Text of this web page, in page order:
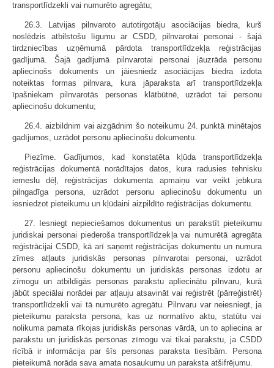
transportlīdzekli vai numurēto agregātu;
26.3. Latvijas pilnvaroto autotirgotāju asociācijas biedra, kurš
noslēdzis atbilstošu līgumu ar CSDD, pilnvarotai personai - šajā
tirdzniecības uzņēmumā pārdota transportlīdzekļa reģistrācijas
gadījumā. Šajā gadījumā pilnvarotai personai jāuzrāda personu
apliecinošs dokuments un jāiesniedz asociācijas biedra izdota
noteiktas formas pilnvara, kura jāparaksta arī transportlīdzekļa
īpašniekam pilnvarotās personas klātbūtnē, uzrādot tai personu
apliecinošu dokumentu;
26.4. aizbildnim vai aizgādnim šo noteikumu 24. punktā minētajos
gadījumos, uzrādot personu apliecinošu dokumentu.
Piezīme. Gadījumos, kad konstatēta kļūda transportlīdzekļa
reģistrācijas dokumentā norādītajos datos, kura radusies tehnisku
iemeslu dēļ, reģistrācijas dokumenta apmaiņu var veikt jebkura
pilngadīga persona, uzrādot personu apliecinošu dokumentu un
iesniedzot pieteikumu un kļūdaini aizpildīto reģistrācijas dokumentu.
27. Iesniegt nepieciešamos dokumentus un parakstīt pieteikumu
juridiskai personai piederoša transportlīdzekļa vai numurētā agregāta
reģistrācijai CSDD, kā arī saņemt reģistrācijas dokumentu un numura
zīmes atļauts juridiskās personas pilnvarotai personai, uzrādot
personu apliecinošu dokumentu un juridiskās personas izdotu ar
zīmogu un atbildīgās personas parakstu apliecinātu pilnvaru, kurā
jābūt speciālai norādei par atļauju atsavināt vai reģistrēt (pārreģistrēt)
transportlīdzekli vai tā numurēto agregātu. Pilnvaru var neiesniegt, ja
pieteikumu paraksta persona, kas uz normatīvo aktu, statūtu vai
nolikuma pamata rīkojas juridiskās personas vārdā, un to apliecina ar
parakstu un juridiskās personas zīmogu vai tikai parakstu, ja CSDD
rīcībā ir informācija par šīs personas paraksta tiesībām. Persona
pieteikumā norāda sava amata nosaukumu un paraksta atšifrējumu.